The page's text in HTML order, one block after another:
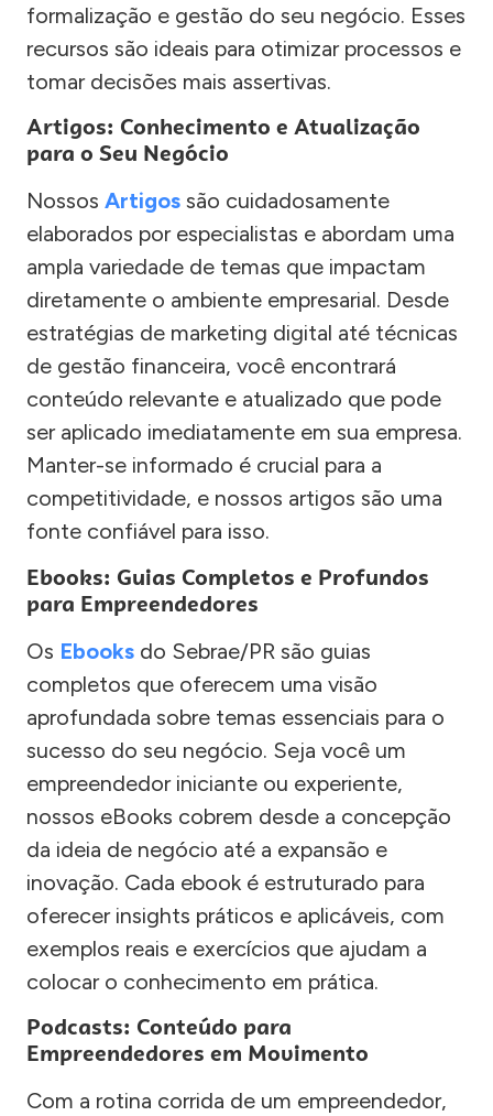
formalização e gestão do seu negócio. Esses
recursos são ideais para otimizar processos e
tomar decisões mais assertivas.
Artigos: Conhecimento e Atualização
para o Seu Negócio
Nossos Artigos são cuidadosamente
elaborados por especialistas e abordam uma
ampla variedade de temas que impactam
diretamente o ambiente empresarial. Desde
estratégias de marketing digital até técnicas
de gestão financeira, você encontrará
conteúdo relevante e atualizado que pode
ser aplicado imediatamente em sua empresa.
Manter-se informado é crucial para a
competitividade, e nossos artigos são uma
fonte confiável para isso.
Ebooks: Guias Completos e Profundos
para Empreendedores
Os Ebooks do Sebrae/PR são guias
completos que oferecem uma visão
aprofundada sobre temas essenciais para o
sucesso do seu negócio. Seja você um
empreendedor iniciante ou experiente,
nossos eBooks cobrem desde a concepção
da ideia de negócio até a expansão e
inovação. Cada ebook é estruturado para
oferecer insights práticos e aplicáveis, com
exemplos reais e exercícios que ajudam a
colocar o conhecimento em prática.
Podcasts: Conteúdo para
Empreendedores em Movimento
Com a rotina corrida de um empreendedor,